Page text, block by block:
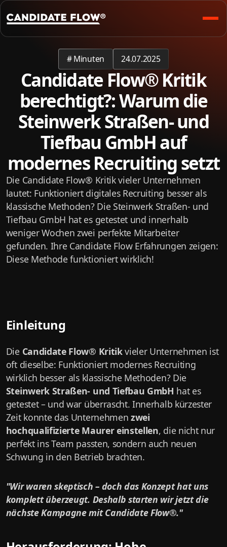
#Minuten 24.07.2025
Candidate Flow® Kritik
berechtigt?: Warum die
Steinwerk Straßen- und
Tiefbau GmbH auf
modernes Recruiting setzt
Die Candidate Flow® Kritik vieler Unternehmen
lautet: Funktioniert digitales Recruiting besser als
klassische Methoden? Die Steinwerk Straßen- und
Tiefbau GmbH hat es getestet und innerhalb
weniger Wochen zwei perfekte Mitarbeiter
gefunden. Ihre Candidate Flow Erfahrungen zeigen:
Diese Methode funktioniert wirklich!
Einleitung
Die Candidate Flow® Kritikvieler Unternehmen ist
oft dieselbe: Funktioniert modernes Recruiting
wirklich besser als klassische Methoden? Die
Steinwerk Straßen- und Tiefbau GmbH hat es
getestet – und war überrascht. Innerhalb kürzester
Zeit konnte das Unternehmen zwei
hochqualifizierte Maurer einstellen, die nicht nur
perfekt ins Team passten, sondern auch neuen
Schwung in den Betrieb brachten.
"Wir waren skeptisch – doch das Konzept hat uns
komplett überzeugt. Deshalb starten wir jetzt die
nächste Kampagne mit Candidate Flow®."